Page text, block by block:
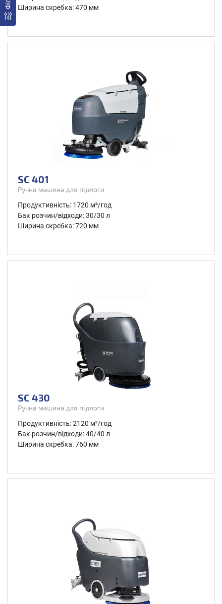
Ширина скребка: 470 мм
SC 401
Ручна машина для підлоги
Продуктивність: 1720 м²/год
Бак розчин/відходи: 30/30 л
Ширина скребка: 720 мм
SC 430
Ручна машина для підлоги
Продуктивність: 2120 м²/год
Бак розчин/відходи: 40/40 л
Ширина скребка: 760 мм